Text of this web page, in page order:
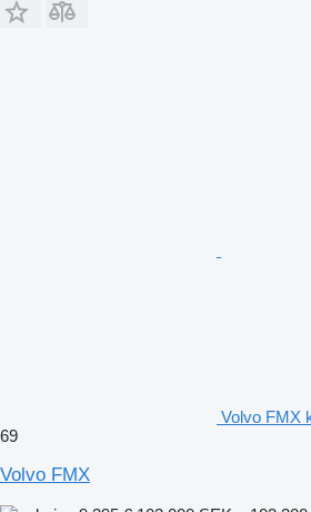
Volvo FMX
69
Volvo FMX